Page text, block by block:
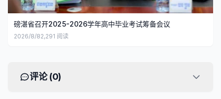
磅湛省召开2025-2026学年高中毕业考试筹备会议
2026/8/82,291 阅读
评论 (0)